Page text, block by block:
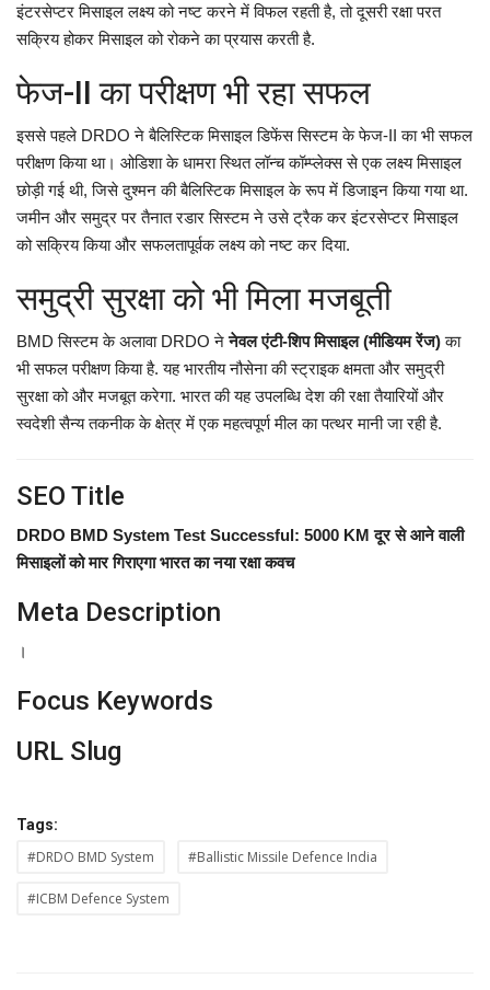
इंटरसेप्टर मिसाइल लक्ष्य को नष्ट करने में विफल रहती है, तो दूसरी रक्षा परत
सक्रिय होकर मिसाइल को रोकने का प्रयास करती है.
फेज-II का परीक्षण भी रहा सफल
इससे पहले DRDO ने बैलिस्टिक मिसाइल डिफेंस सिस्टम के फेज-II का भी सफल
परीक्षण किया था। ओडिशा के धामरा स्थित लॉन्च कॉम्प्लेक्स से एक लक्ष्य मिसाइल
छोड़ी गई थी, जिसे दुश्मन की बैलिस्टिक मिसाइल के रूप में डिजाइन किया गया था.
जमीन और समुद्र पर तैनात रडार सिस्टम ने उसे ट्रैक कर इंटरसेप्टर मिसाइल
को सक्रिय किया और सफलतापूर्वक लक्ष्य को नष्ट कर दिया.
समुद्री सुरक्षा को भी मिला मजबूती
BMD सिस्टम के अलावा DRDO नेनेवल एंटी-शिप मिसाइल (मीडियम रेंज)का
भी सफल परीक्षण किया है. यह भारतीय नौसेना की स्ट्राइक क्षमता और समुद्री
सुरक्षा को और मजबूत करेगा. भारत की यह उपलब्धि देश की रक्षा तैयारियों और
स्वदेशी सैन्य तकनीक के क्षेत्र में एक महत्वपूर्ण मील का पत्थर मानी जा रही है.
SEO Title
DRDO BMD System Test Successful: 5000 KM दूर से आने वाली
मिसाइलों को मार गिराएगा भारत का नया रक्षा कवच
Meta Description
।
Focus Keywords
URL Slug
Tags:
#DRDO BMD System #Ballistic Missile Defence India
#ICBM Defence System